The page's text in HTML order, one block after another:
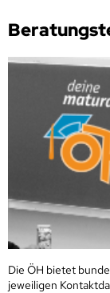
Die ÖH bietet
jeweiligen